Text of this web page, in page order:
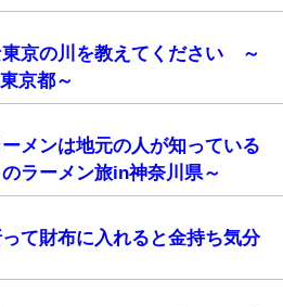
東京の川を教えてください ～
京都～
メンは地元の人が知っている
ラーメン旅in神奈川県～
て財布に入れると金持ち気分